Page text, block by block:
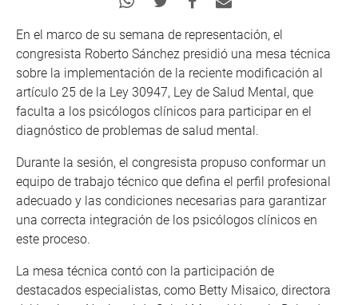
En el marco de su semana de representación, el
congresista Roberto Sánchez presidió una mesa técnica
sobre la implementación de la reciente modificación al
artículo 25 de la Ley 30947, Ley de Salud Mental, que
faculta a los psicólogos clínicos para participar en el
diagnóstico de problemas de salud mental.
Durante la sesión, el congresista propuso conformar un
equipo de trabajo técnico que defina el perfil profesional
adecuado y las condiciones necesarias para garantizar
una correcta integración de los psicólogos clínicos en
este proceso.
La mesa técnica contó con la participación de
destacados especialistas, como Betty Misaico, directora